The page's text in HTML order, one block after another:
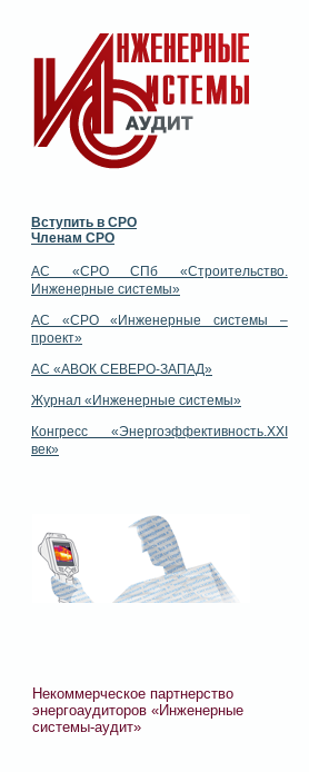
Вступить в СРО
Членам СРО
АС «СРО СПб «Строительство.
Инженерные системы»
АС «СРО «Инженерные системы –
проект»
АС «АВОК СЕВЕРО-ЗАПАД»
Журнал «Инженерные системы»
Конгресс «Энергоэффективность.XXI
век»
Некоммерческое партнерство
энергоаудиторов «Инженерные
системы-аудит»